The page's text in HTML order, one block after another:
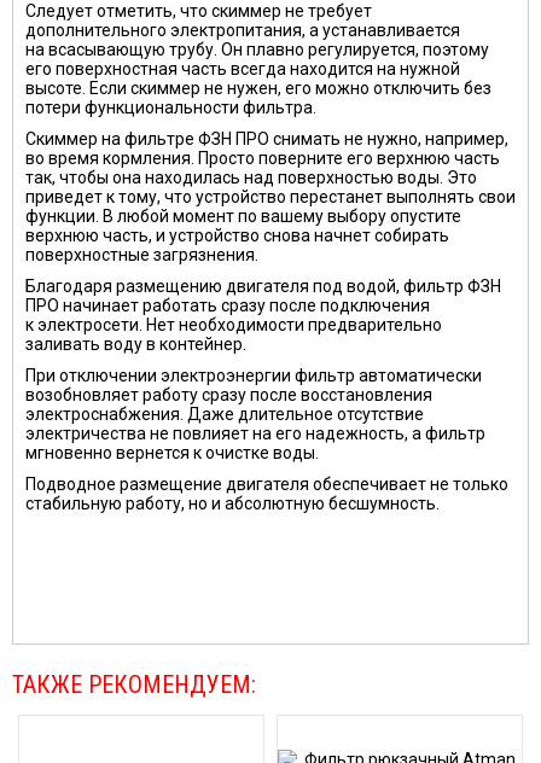
Следует отметить, что скиммер не требует
дополнительного электропитания, а устанавливается
на всасывающую трубу. Он плавно регулируется, поэтому
его поверхностная часть всегда находится на нужной
высоте. Если скиммер не нужен, его можно отключить без
потери функциональности фильтра.
Скиммер на фильтре ФЗН ПРО снимать не нужно, например,
во время кормления. Просто поверните его верхнюю часть
так, чтобы она находилась над поверхностью воды. Это
приведет к тому, что устройство перестанет выполнять свои
функции. В любой момент по вашему выбору опустите
верхнюю часть, и устройство снова начнет собирать
поверхностные загрязнения.
Благодаря размещению двигателя под водой, фильтр ФЗН
ПРО начинает работать сразу после подключения
к электросети. Нет необходимости предварительно
заливать воду в контейнер.
При отключении электроэнергии фильтр автоматически
возобновляет работу сразу после восстановления
электроснабжения. Даже длительное отсутствие
электричества не повлияет на его надежность, а фильтр
мгновенно вернется к очистке воды.
Подводное размещение двигателя обеспечивает не только
стабильную работу, но и абсолютную бесшумность.
ТАКЖЕ РЕКОМЕНДУЕМ: